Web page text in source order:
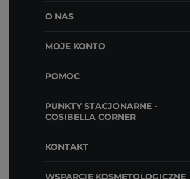
O NAS
MOJE KONTO
POMOC
PUNKTY STACJONARNE -
COSIBELLA CORNER
KONTAKT
WSPARCIE KOSMETOLOGICZNE